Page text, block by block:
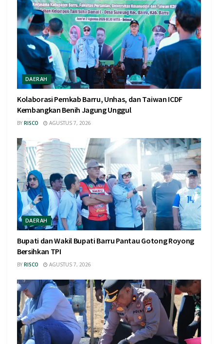
DAERAH
Kolaborasi Pemkab Barru, Unhas, dan Taiwan ICDF
Kembangkan Benih Jagung Unggul
BY RISCO AGUSTUS 7, 2026
DAERAH
Bupati dan Wakil Bupati Barru Pantau Gotong Royong
Bersihkan TPI
BY RISCO AGUSTUS 7, 2026